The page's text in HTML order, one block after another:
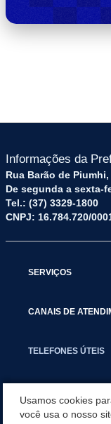
Informações da
Rua Barão de Piumhi,
De segunda a sexta-
Tel.: (37) 3329-1800
CNPJ: 16.784.720/
SERVIÇOS
CANAIS DE
TELEFONES ÚTEIS
Usamos cookies
você usa o nosso